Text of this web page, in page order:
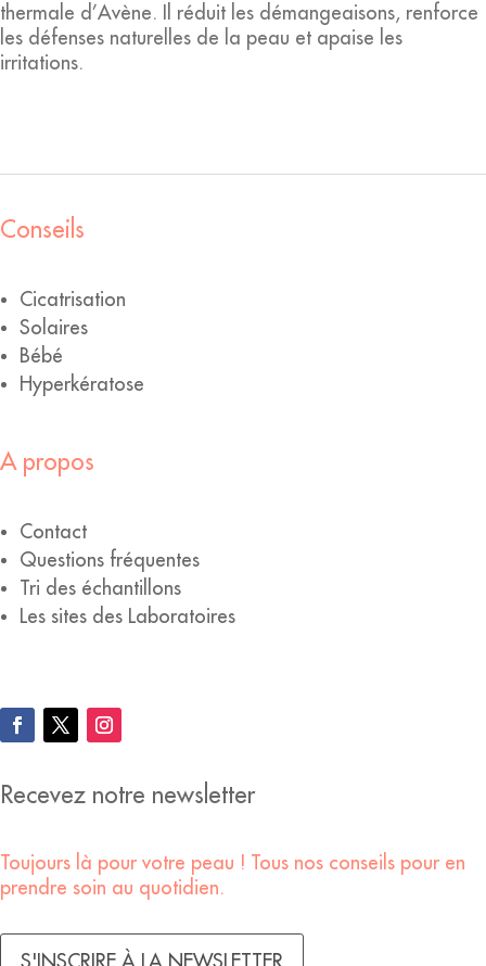
thermale d’Avène. Il réduit les démangeaisons, renforce
les défenses naturelles de la peau et apaise les
irritations.
Conseils
Cicatrisation
Solaires
Bébé
Hyperkératose
A propos
Contact
Questions fréquentes
Tri des échantillons
Les sites des Laboratoires
Recevez notre newsletter
Toujours là pour votre peau ! Tous nos conseils pour en
prendre soin au quotidien.
S'INSCRIRE À LA NEWSLETTER